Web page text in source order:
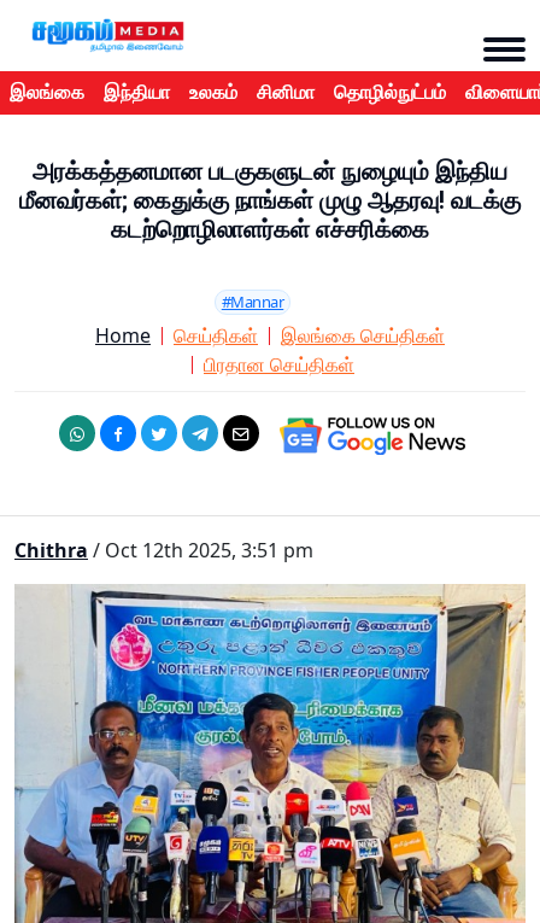
இலங்கை இந்தியா உலகம் சினிமா தொழில்நுட்பம்
அரக்கத்தனமான படகுகளுடன் நுழையும் இந்திய
மீனவர்கள்; கைதுக்கு நாங்கள் முழு ஆதரவு! வடக்கு
கடற்றொழிலாளர்கள் எச்சரிக்கை
#Mannar
Home செய்திகள்
இலங்கை செய்திகள்
பிரதான செய்திகள்
Chithra / Oct 12th 2025, 3:51 pm